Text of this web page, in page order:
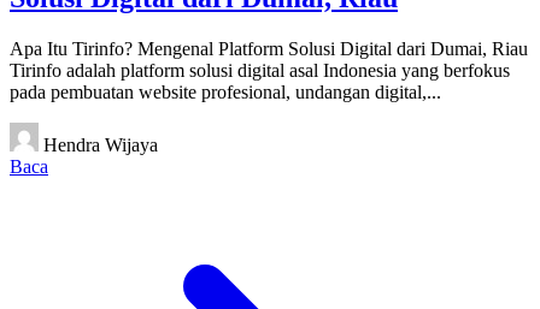
Apa Itu Tirinfo? Mengenal Platform Solusi Digital dari Dumai, Riau
Tirinfo adalah platform solusi digital asal Indonesia yang berfokus
pada pembuatan website profesional, undangan digital,...
Hendra Wijaya
Baca